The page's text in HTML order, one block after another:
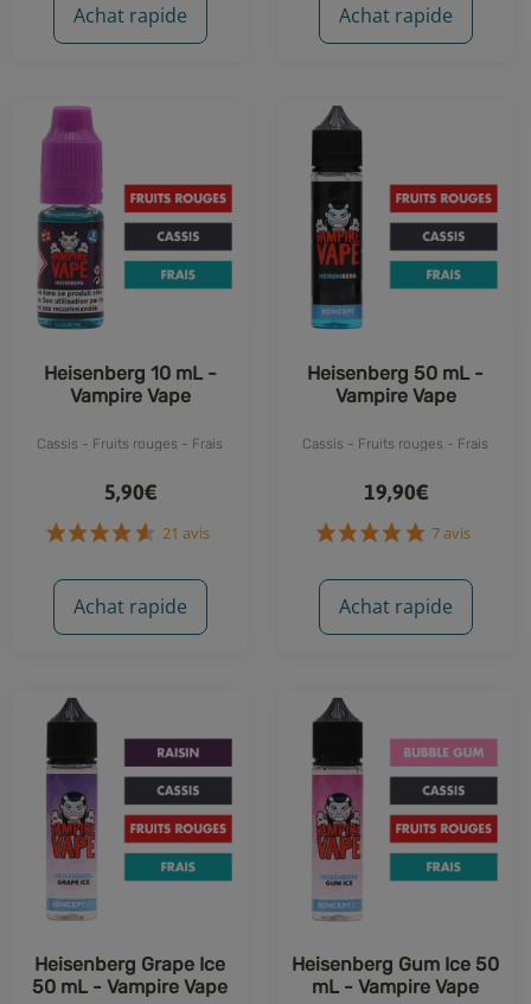
Achat rapide Achat rapide
Heisenberg 10 mL -
Vampire Vape
Cassis - Fruits rouges - Frais
5,90€
21 avis
Achat rapide
Heisenberg 50 mL -
Vampire Vape
Cassis - Fruits rouges - Frais
19,90€
7 avis
Achat rapide
Heisenberg Grape Ice
50 mL - Vampire Vape
Heisenberg Gum Ice 50
mL - Vampire Vape